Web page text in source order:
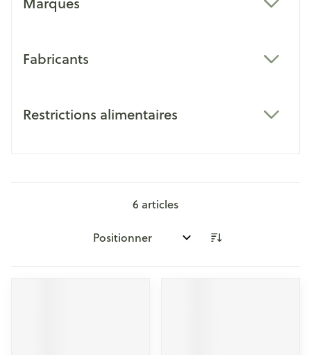
Fabricants
Restrictions alimentaires
6 articles
Trier par: